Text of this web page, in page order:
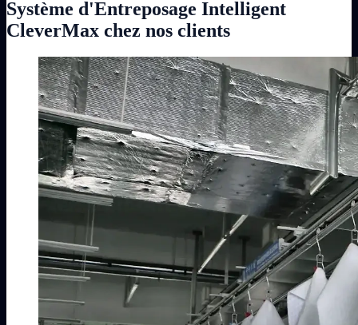
Système d'Entreposage Intelligent
CleverMax chez nos clients